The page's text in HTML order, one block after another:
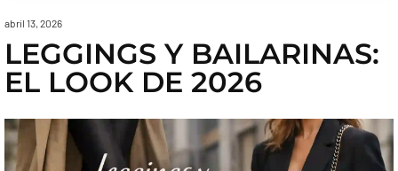
abril 13, 2026
LEGGINGS Y BAILARINAS:
EL LOOK DE 2026